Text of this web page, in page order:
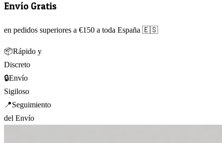
Envío Gratis
en pedidos superiores a €150 a toda España 🇪🇸
📦Rápido y
Discreto
🔒Envío
Sigiloso
📍Seguimiento
del Envío